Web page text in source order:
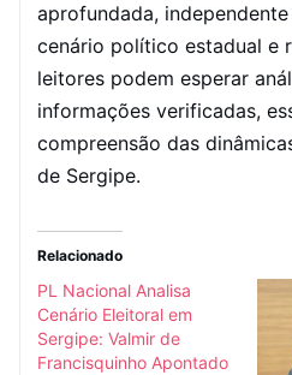
aprofundada,
cenário político estadual e
leitores podem esperar
informações verificadas,
compreensão das
de Sergipe.
Relacionado
PL Nacional Analisa
Cenário Eleitoral em
Sergipe: Valmir de
Francisquinho Apontado